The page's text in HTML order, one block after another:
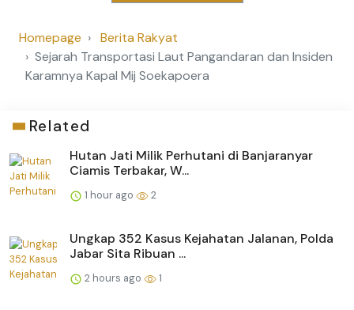
Homepage
Berita Rakyat
Sejarah Transportasi Laut Pangandaran dan Insiden
Karamnya Kapal Mij Soekapoera
Related
Hutan Jati Milik Perhutani di Banjaranyar
Ciamis Terbakar, W...
1 hour ago 2
Ungkap 352 Kasus Kejahatan Jalanan, Polda
Jabar Sita Ribuan ...
2 hours ago 1